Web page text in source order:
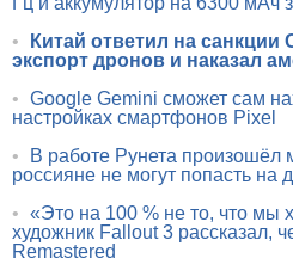
•
Китай ответил на
экспорт дронов и наказал
• Google Gemini сможет сам
настройках смартфонов Pixel
•
В работе Рунета
россияне не могут попасть на
• «Это на 100 % не то, что мы
художник Fallout 3 рассказал,
Remastered